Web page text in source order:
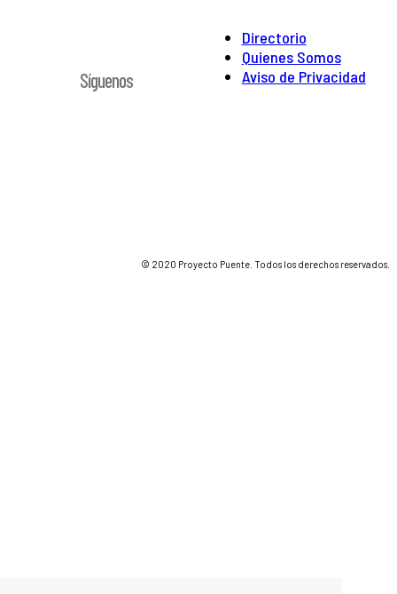
Directorio
Quienes Somos
Aviso de Privacidad
Síguenos
© 2020 Proyecto Puente. Todos los derechos reservados.